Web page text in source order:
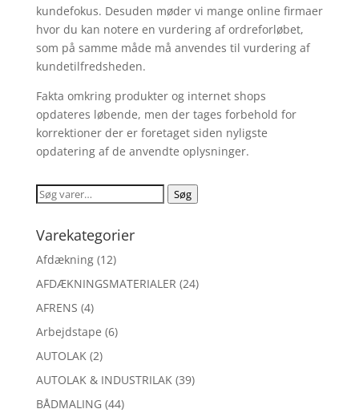
kundefokus. Desuden møder vi mange online firmaer
hvor du kan notere en vurdering af ordreforløbet,
som på samme måde må anvendes til vurdering af
kundetilfredsheden.
Fakta omkring produkter og internet shops
opdateres løbende, men der tages forbehold for
korrektioner der er foretaget siden nyligste
opdatering af de anvendte oplysninger.
Søg
Søg
Varekategorier
Afdækning (12)
AFDÆKNINGSMATERIALER (24)
AFRENS (4)
Arbejdstape (6)
AUTOLAK (2)
AUTOLAK & INDUSTRILAK (39)
BÅDMALING (44)